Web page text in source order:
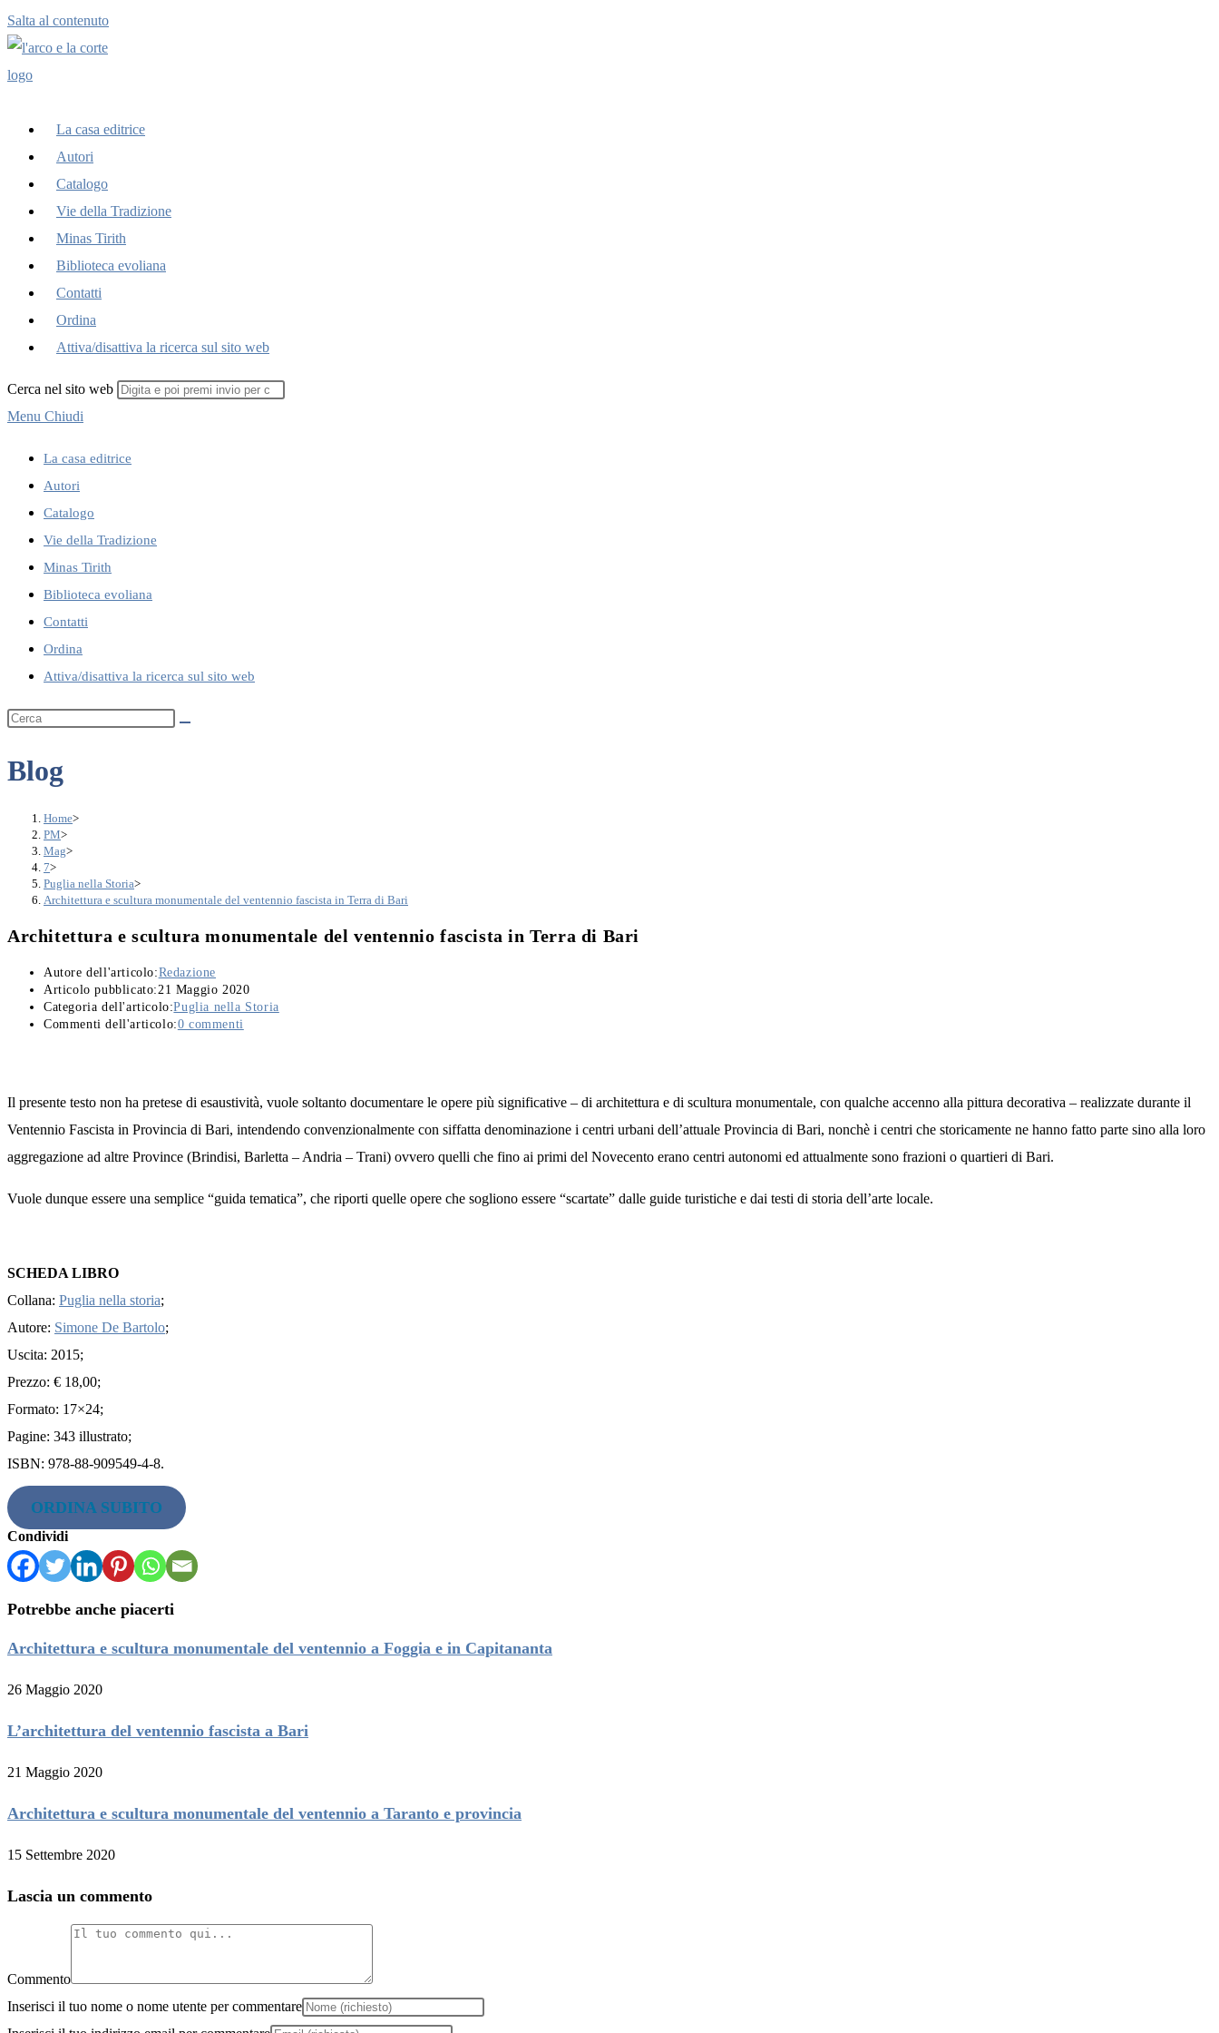
Salta al contenuto
La casa editrice
Autori
Catalogo
Vie della Tradizione
Minas Tirith
Biblioteca evoliana
Contatti
Ordina
Attiva/disattiva la ricerca sul sito web
Cerca nel sito web
Menu Chiudi
La casa editrice
Autori
Catalogo
Vie della Tradizione
Minas Tirith
Biblioteca evoliana
Contatti
Ordina
Attiva/disattiva la ricerca sul sito web
Blog
Home>
PM>
Mag>
7>
Puglia nella Storia>
Architettura e scultura monumentale del ventennio fascista in Terra di Bari
Architettura e scultura monumentale del ventennio fascista in Terra di Bari
Autore dell'articolo:Redazione
Articolo pubblicato:21 Maggio 2020
Categoria dell'articolo:Puglia nella Storia
Commenti dell'articolo:0 commenti
Il presente testo non ha pretese di esaustività, vuole soltanto documentare le opere più significative – di architettura e di scultura monumentale, con qualche accenno alla pittura decorativa – realizzate durante il
Ventennio Fascista in Provincia di Bari, intendendo convenzionalmente con siffatta denominazione i centri urbani dell’attuale Provincia di Bari, nonchè i centri che storicamente ne hanno fatto parte sino alla loro
aggregazione ad altre Province (Brindisi, Barletta – Andria – Trani) ovvero quelli che fino ai primi del Novecento erano centri autonomi ed attualmente sono frazioni o quartieri di Bari.
Vuole dunque essere una semplice “guida tematica”, che riporti quelle opere che sogliono essere “scartate” dalle guide turistiche e dai testi di storia dell’arte locale.
SCHEDA LIBRO
Collana: Puglia nella storia;
Autore: Simone De Bartolo;
Uscita: 2015;
Prezzo: € 18,00;
Formato: 17×24;
Pagine: 343 illustrato;
ISBN: 978-88-909549-4-8.
ORDINA SUBITO
Condividi
Potrebbe anche piacerti
Architettura e scultura monumentale del ventennio a Foggia e in Capitananta
26 Maggio 2020
L’architettura del ventennio fascista a Bari
21 Maggio 2020
Architettura e scultura monumentale del ventennio a Taranto e provincia
15 Settembre 2020
Lascia un commento
Commento
Inserisci il tuo nome o nome utente per commentare